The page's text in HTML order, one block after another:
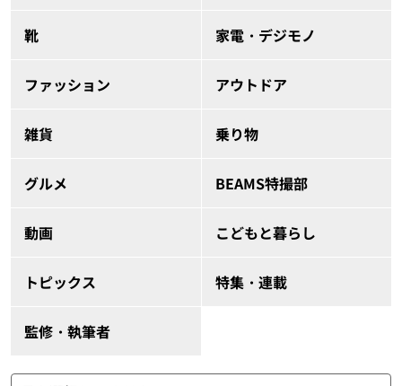
靴 家電・デジモノ
ファッション アウトドア
雑貨 乗り物
グルメ BEAMS特撮部
動画 こどもと暮らし
トピックス 特集・連載
監修・執筆者